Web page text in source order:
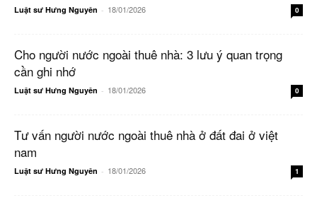
Luật sư Hưng Nguyên - 18/01/2026 0
Cho người nước ngoài thuê nhà: 3 lưu ý quan trọng
cần ghi nhớ
Luật sư Hưng Nguyên - 18/01/2026 0
Tư vấn người nước ngoài thuê nhà ở đất đai ở việt
nam
Luật sư Hưng Nguyên - 18/01/2026 1